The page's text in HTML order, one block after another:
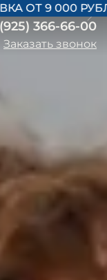
РУБЛЕЙ
366-66-00
Заказать звонок